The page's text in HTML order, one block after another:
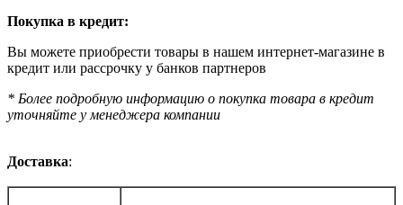
Покупка в кредит:
Вы можете приобрести товары в нашем интернет-магазине в
кредит или рассрочку у банков партнеров
* Более подробную информацию о покупка товара в кредит
уточняйте у менеджера компании
Доставка: